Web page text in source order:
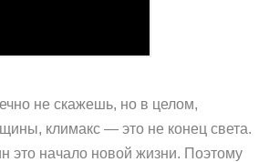
не скажешь, но в целом,
климакс — это не конец света.
это начало новой жизни. Поэтому